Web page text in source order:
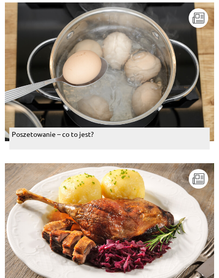
Poszetowanie – co to jest?